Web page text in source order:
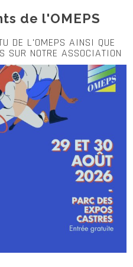
de l'OMEPS
DE L'OMEPS AINSI QUE
SUR NOTRE ASSOCIATION